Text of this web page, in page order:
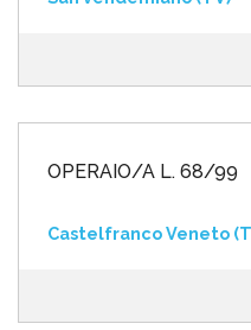
OPERAIO/A L. 68/99
Castelfranco Veneto